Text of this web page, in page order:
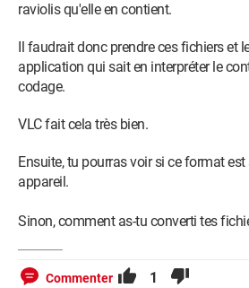
raviolis qu'elle en contient.
Il faudrait donc prendre ces fichiers et
application qui sait en interpréter le
codage.
VLC fait cela très bien.
Ensuite, tu pourras voir si ce format
appareil.
Sinon, comment as-tu converti tes
Commenter 1